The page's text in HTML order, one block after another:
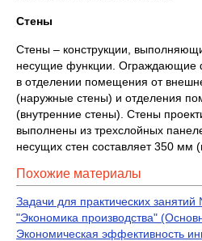
Стены
Стены – конструкции,
несущие функции. Ограждающие
в отделении помещения от
(наружные стены) и отделения
(внутренние стены). Стены
выполнены из трехслойных
несущих стен составляет 350 мм
Похожие материалы
Задачи для практических
"Экономика производства"
Экономическая эффективность